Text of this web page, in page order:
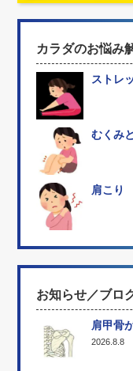
カラダのお悩み
ストレ
むくみ
肩こり
お知らせ／ブロ
肩甲骨
2026.8.8